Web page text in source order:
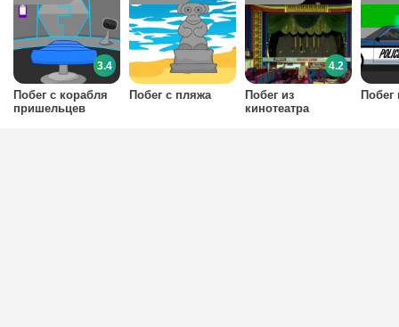
Побег с корабля
пришельцев
3.4
Побег с пляжа
Побег из
кинотеатра
4.2
Побег